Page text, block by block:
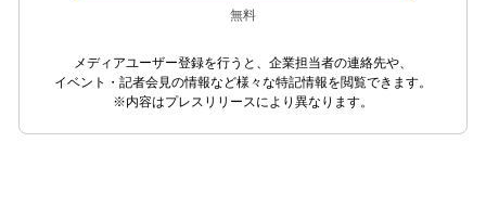
無料
メディアユーザー登録を行うと、企業担当者の連絡先や、
イベント・記者会見の情報など様々な特記情報を閲覧できます。
※内容はプレスリリースにより異なります。